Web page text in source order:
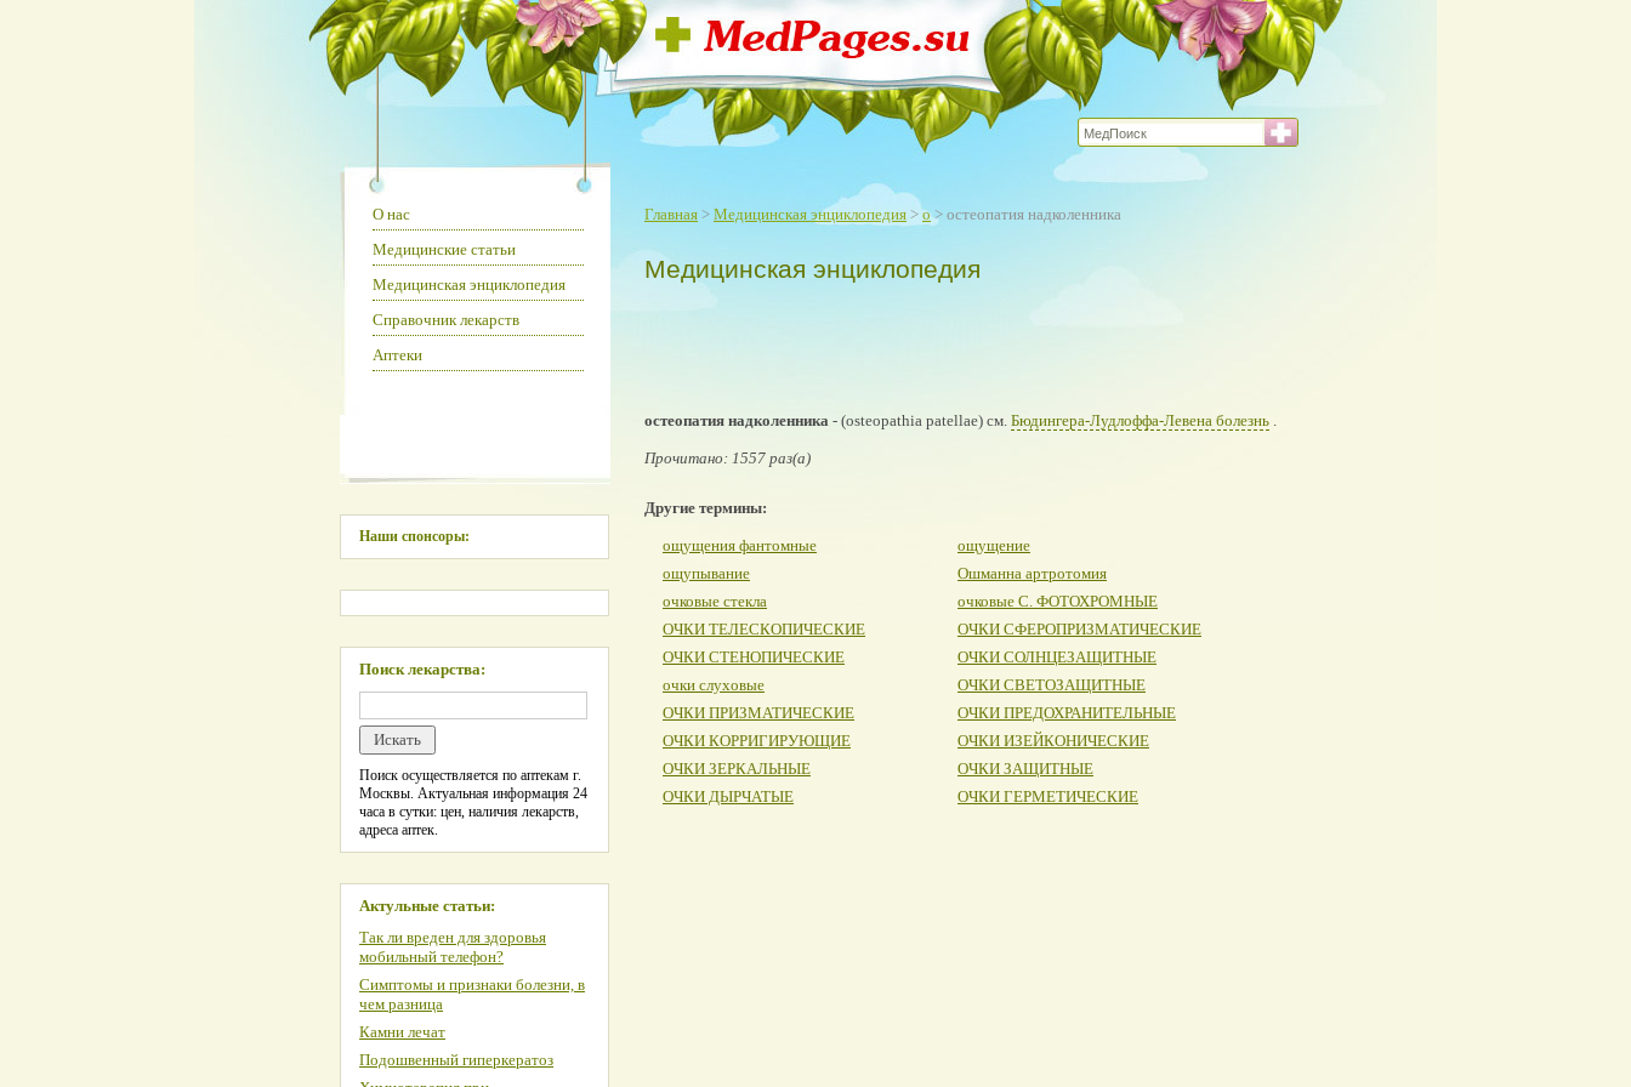
Главная > Медицинская энциклопедия > о> остеопатия надколенника
Медицинская энциклопедия
остеопатия надколенника - (osteopathia patellae) см. Бюдингера-Лудлоффа-Левена болезнь .
Прочитано: 1557 раз(а)
Другие термины:
ощущения фантомные
ощущение
ощупывание
Ошманна артротомия
очковые стекла
очковые С. ФОТОХРОМНЫЕ
ОЧКИ ТЕЛЕСКОПИЧЕСКИЕ
ОЧКИ СФЕРОПРИЗМАТИЧЕСКИЕ
ОЧКИ СТЕНОПИЧЕСКИЕ
ОЧКИ СОЛНЦЕЗАЩИТНЫЕ
очки слуховые
ОЧКИ СВЕТОЗАЩИТНЫЕ
ОЧКИ ПРИЗМАТИЧЕСКИЕ
ОЧКИ ПРЕДОХРАНИТЕЛЬНЫЕ
ОЧКИ КОРРИГИРУЮЩИЕ
ОЧКИ ИЗЕЙКОНИЧЕСКИЕ
ОЧКИ ЗЕРКАЛЬНЫЕ
ОЧКИ ЗАЩИТНЫЕ
ОЧКИ ДЫРЧАТЫЕ
ОЧКИ ГЕРМЕТИЧЕСКИЕ
О нас
Медицинские статьи
Медицинская энциклопедия
Справочник лекарств
Аптеки
Наши спонсоры:
Поиск лекарства:
Поиск осуществляется по аптекам г.
Москвы. Актуальная информация 24
часа в сутки: цен, наличия лекарств,
адреса аптек.
Актульные статьи:
Так ли вреден для здоровья
мобильный телефон?
Симптомы и признаки болезни, в
чем разница
Камни лечат
Подошвенный гиперкератоз